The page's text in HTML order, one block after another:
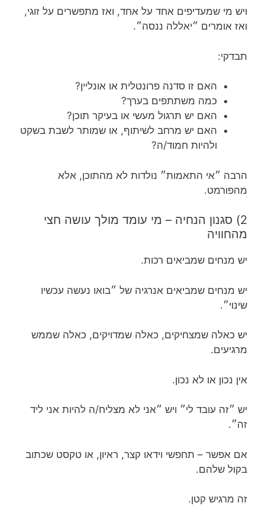
ויש מי שמעדיפים אחד על אחד, ואז מתפשרים על זוגי,
ואז אומרים ״יאללה ננסה״.
תבדקי:
האם זו סדנה פרונטלית או אונליין?
כמה משתתפים בערך?
האם יש תרגול מעשי או בעיקר תוכן?
האם יש מרחב לשיתוף, או שמותר לשבת בשקט
ולהיות חמוד/ה?
הרבה ״אי התאמות״ נולדות לא מהתוכן, אלא
מהפורמט.
2) סגנון הנחיה – מי עומד מולך עושה חצי
מהחוויה
יש מנחים שמביאים רכות.
יש מנחים שמביאים אנרגיה של ״בואו נעשה עכשיו
שינוי״.
יש כאלה שמצחיקים, כאלה שמדויקים, כאלה שממש
מרגיעים.
אין נכון או לא נכון.
יש ״זה עובד לי״ ויש ״אני לא מצליח/ה להיות אני ליד
זה״.
אם אפשר – תחפשי וידאו קצר, ראיון, או טקסט שכתוב
בקול שלהם.
זה מרגיש קטן.